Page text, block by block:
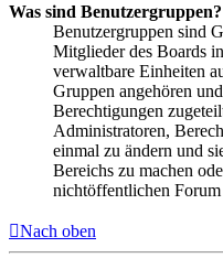
Was sind Benutzergruppen?
Benutzergruppen sind
Mitglieder des Boards
verwaltbare Einheiten
Gruppen angehören
Berechtigungen
Administratoren,
einmal zu ändern und
Bereichs zu machen
nichtöffentlichen Forum
Nach oben